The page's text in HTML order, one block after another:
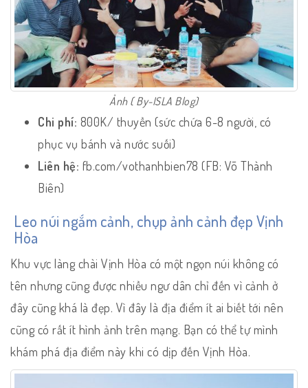
Ảnh ( By-ISLA Blog)
Chi phí: 800K/ thuyền (sức chứa 6-8 người, có
phục vụ bánh và nước suối)
Liên hệ: fb.com/vothanhbien78 (FB: Võ Thành
Biên)
Leo núi ngắm cảnh, chụp ảnh cảnh đẹp Vịnh
Hòa
Khu vực làng chài Vịnh Hòa có một ngọn núi không có
tên nhưng cũng được nhiều ngư dân chỉ đến vì cảnh ở
đây cũng khá là đẹp. Vì đây là địa điểm ít ai biết tới nên
cũng có rất ít hình ảnh trên mạng. Bạn có thể tự mình
khám phá địa điểm này khi có dịp đến Vịnh Hòa.